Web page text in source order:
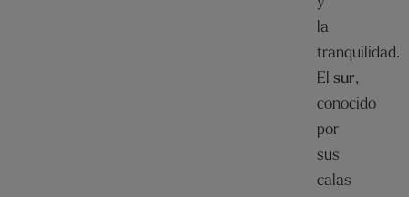
la
tranquilidad.
El sur,
conocido
por
sus
calas